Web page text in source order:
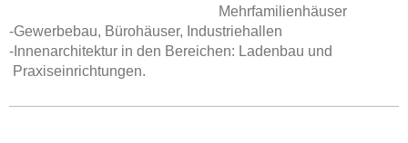
Mehrfamilienhäuser
-Gewerbebau, Bürohäuser, Industriehallen
-Innenarchitektur in den Bereichen: Ladenbau und
Praxiseinrichtungen.